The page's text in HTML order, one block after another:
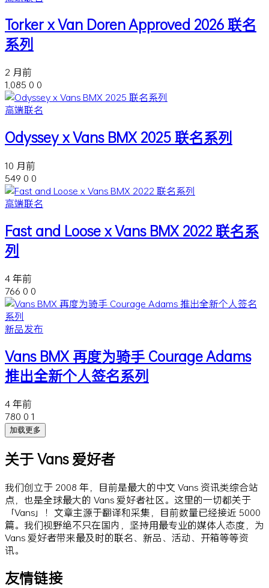
Torker x Van Doren Approved 2026 联名
系列
2 月前
1,085 0 0
高端联名
Odyssey x Vans BMX 2025 联名系列
10 月前
549 0 0
高端联名
Fast and Loose x Vans BMX 2022 联名系
列
4 年前
766 0 0
新品发布
Vans BMX 再度为骑手 Courage Adams
推出全新个人签名系列
4 年前
780 0 1
加载更多
关于 Vans 爱好者
我们创立于 2008 年，目前是最大的中文 Vans 资讯类综合站
点，也是全球最大的 Vans 爱好者社区。这里的一切都关于
「Vans」！文章主源于翻译和采集，目前数量已经接近 5000
篇。我们视野绝不只在国内，坚持用最专业的媒体人态度，为
Vans 爱好者带来最及时的联名、新品、活动、开箱等等资
讯。
友情链接